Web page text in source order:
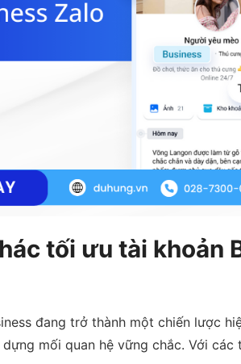
tối ưu tài khoản
đang trở thành một chiến lược
mối quan hệ vững chắc. Với